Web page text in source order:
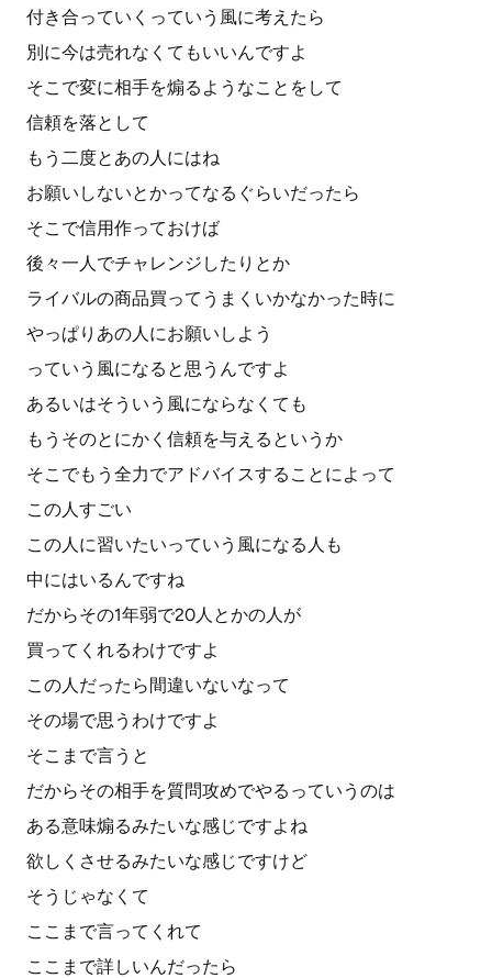
付き合っていくっていう風に考えたら
別に今は売れなくてもいいんですよ
そこで変に相手を煽るようなことをして
信頼を落として
もう二度とあの人にはね
お願いしないとかってなるぐらいだったら
そこで信用作っておけば
後々一人でチャレンジしたりとか
ライバルの商品買ってうまくいかなかった時に
やっぱりあの人にお願いしよう
っていう風になると思うんですよ
あるいはそういう風にならなくても
もうそのとにかく信頼を与えるというか
そこでもう全力でアドバイスすることによって
この人すごい
この人に習いたいっていう風になる人も
中にはいるんですね
だからその1年弱で20人とかの人が
買ってくれるわけですよ
この人だったら間違いないなって
その場で思うわけですよ
そこまで言うと
だからその相手を質問攻めでやるっていうのは
ある意味煽るみたいな感じですよね
欲しくさせるみたいな感じですけど
そうじゃなくて
ここまで言ってくれて
ここまで詳しいんだったら